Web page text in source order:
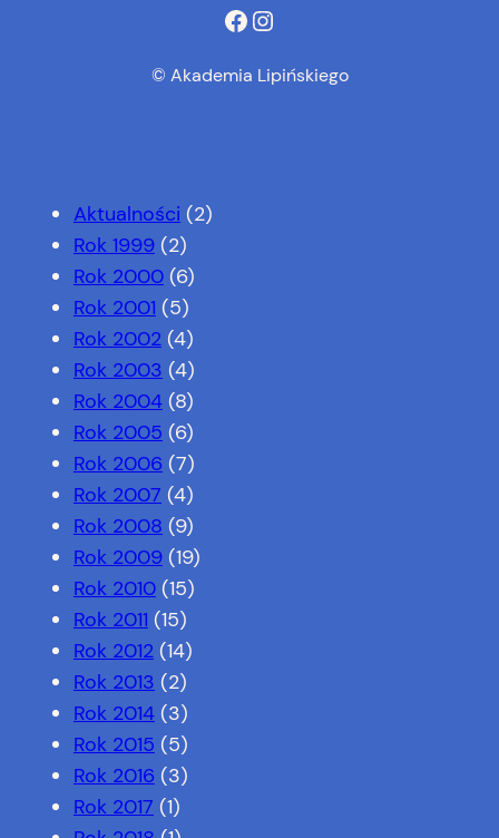
Facebook
Instagram
© Akademia Lipińskiego
Aktualności (2)
Rok 1999(2)
Rok 2000(6)
Rok 2001 (5)
Rok 2002(4)
Rok 2003 (4)
Rok 2004(8)
Rok 2005 (6)
Rok 2006 (7)
Rok 2007 (4)
Rok 2008 (9)
Rok 2009(19)
Rok 2010(15)
Rok 2011 (15)
Rok 2012(14)
Rok 2013 (2)
Rok 2014(3)
Rok 2015 (5)
Rok 2016 (3)
Rok 2017 (1)